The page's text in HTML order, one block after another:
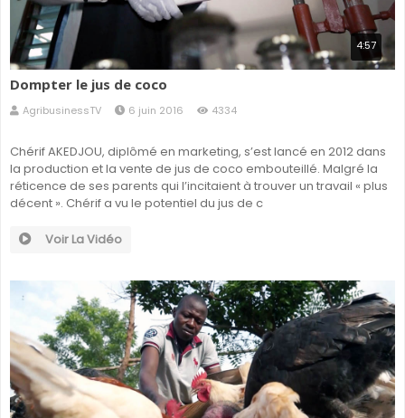
4:57
Dompter le jus de coco
AgribusinessTV 6 juin 2016 4334
Chérif AKEDJOU, diplômé en marketing, s’est lancé en 2012 dans
la production et la vente de jus de coco embouteillé. Malgré la
réticence de ses parents qui l’incitaient à trouver un travail « plus
décent ». Chérif a vu le potentiel du jus de c
Voir La Vidéo